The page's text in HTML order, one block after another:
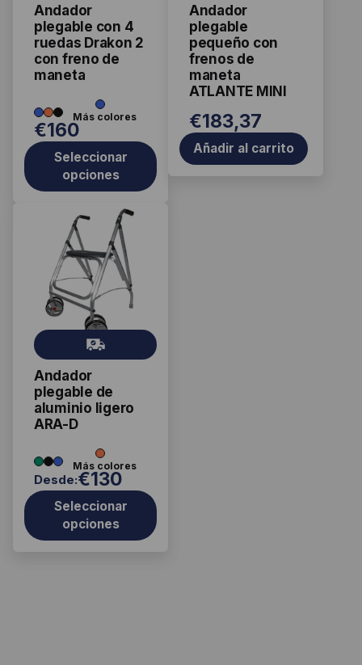
Andador
plegable con 4
ruedas Drakon 2
con freno de
maneta
s
€160
Seleccionar
opciones
pueden
elegir
en
de
producto
Andador
plegable
pequeño con
frenos de
maneta
ATLANTE MINI
s
€183,37
Añadir al carrito
Andador
plegable de
aluminio ligero
ARA-D
Gr
ati
s
Desde:€130
Seleccionar
opciones
producto
múltiples
variantes.
opciones
pueden
elegir
en
página
de
producto